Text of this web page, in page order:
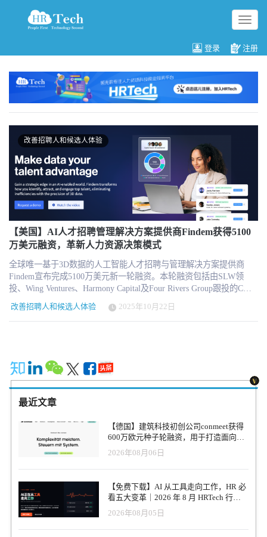
切
换
航
登录 注册
改善招聘人和候选人体验
【美国】AI人才招聘管理解决方案提供商Findem获得5100
万美元融资，革新人力资源决策模式
全球唯一基于3D数据的人工智能人才招聘与管理解决方案提供商
Findem宣布完成5100万美元新一轮融资。本轮融资包括由SLW领
投、Wing Ventures、Harmony Capital及Four Rivers Group跟投的C轮
融资，以及摩根大通提供的增长融资，使Findem累计融资总额达到
1.05亿美元。 此次融资正值公司发展势头强劲之际：年增长率达3
倍，《Inc.》5000强榜单排名跻身前10%，并获《财富》与《快公
种技术能将招聘从任务自动化提升至可衡量的商业价值层面。大多
数招聘技术依赖碎片化的公开数据和简历，仅能实现表面匹配，无
法洞悉优秀招聘决策背后的深层逻辑。Findem通过释放顶尖招聘专
家的经验智慧，将其工作习惯转化为可供人工智能处理的数据驱动
工作流，填补了这一空白。 Findem的数据标注引擎能识别“成功信
号”——这些经验验证的模式不仅揭示谁能胜任工作，更能预判谁最
可能在特定岗位、团队和文化中脱颖而出。正是通过这种机制，系
统能识别出具备军事后勤背景的人选已为高级供应链职位做好准
备，或发现曾在多家初创企业担任要职的工程师蕴藏领导潜质。基
于成功信号训练的Findem人工智能，不仅优化提升了工作流程，改
善了招聘人员与候选人的体验，更实现了首席人力资源官最看重的
成本节约与战略价值。 SLW管理合伙人肖恩·K·奥尼尔表
示："Findem正在开创人才技术的新领域，助力顶尖招聘人员运用AI
实现更高效的工作流程，更快锁定优质候选人。招聘专业性具有天
然的特殊性，识别未来领袖或潜力人才的智慧无法从公开数据集中
改善招聘人和候选人体验 2025年10月22日
最近文章
【德国】建筑科技初创公司conmeet获得
600万欧元种子轮融资，用于打造面向贸
易和建筑行业的AI操作系统
2026年08月06日
【免费下载】AI 从工具走向工作，HR 必
看五大变革｜2026 年 8 月 HRTech 行业
观察报告
2026年08月05日